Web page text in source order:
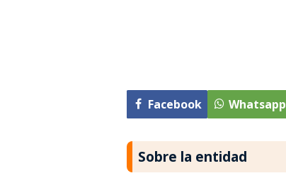
Facebook Whatsapp
Sobre la entidad